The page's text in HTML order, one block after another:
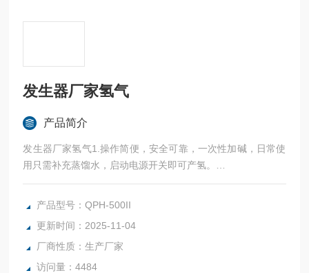
发生器厂家氢气
产品简介
发生器厂家氢气1.操作简便，安全可靠，一次性加碱，日常使
用只需补充蒸馏水，启动电源开关即可产氢。
2.气路部分全部采用不修钢管，（电解抛光，超音清洗），设
有过压保护装置，两级净化。
4.桶式电解池，电解材料选用进口特制贵金属，有效的提高电
解效率，恒定池体温度，促使电解池使用寿命大大提高。
5.输出流量稳定，自动跟踪，纯度不衰减，可连续使用。
产品型号：QPH-500II
更新时间：2025-11-04
厂商性质：生产厂家
访问量：4484